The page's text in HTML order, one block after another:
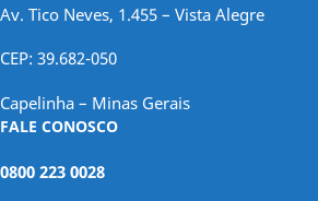
Av. Tico Neves, 1.455 – Vista Alegre
CEP: 39.682-050
Capelinha – Minas Gerais
FALE CONOSCO
0800 223 0028